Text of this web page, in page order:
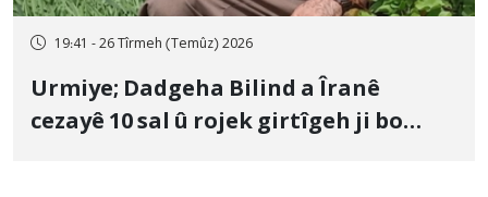
19:41 - 26 Tîrmeh (Temûz) 2026
Urmiye; Dadgeha Bilind a Îranê
cezayê 10 sal û rojek girtîgeh ji bo